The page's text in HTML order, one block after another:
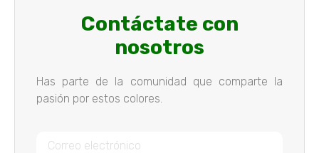
Contáctate con
nosotros
Has parte de la comunidad que comparte la
pasión por estos colores.